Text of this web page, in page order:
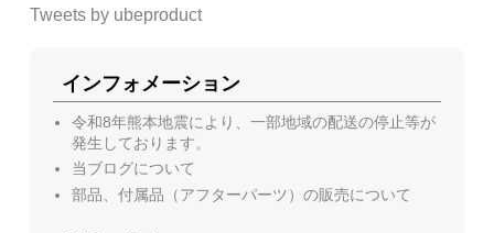
Tweets by ubeproduct
インフォメーション
令和8年熊本地震により、一部地域の配送の停止等が
発生しております。
当ブログについて
部品、付属品（アフターパーツ）の販売について